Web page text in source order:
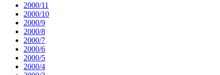
2000/11
2000/10
2000/9
2000/8
2000/7
2000/6
2000/5
2000/4